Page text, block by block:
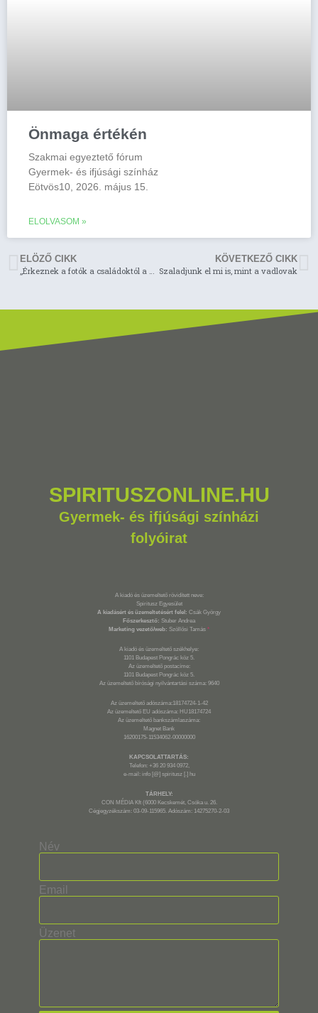
Önmaga értékén
Szakmai egyeztető fórum
Gyermek- és ifjúsági színház
Eötvös10, 2026. május 15.
ELOLVASOM »
ELÖZŐ CIKK
KÖVETKEZŐ CIKK
Szaladjunk el mi is, mint a vadlovak
SPIRITUSZONLINE.HU
Gyermek- és ifjúsági színházi
folyóirat
A kiadó és üzemeltető rövidített neve:
Spiritusz Egyesület
A kiadásért és üzemeltetésért felel: Csák György
Főszerkesztő: Stuber Andrea
Marketing vezető/web: Szöllősi Tamás *
A kiadó és üzemeltető székhelye:
1101 Budapest Pongrác köz 5.
Az üzemeltető postacíme:
1101 Budapest Pongrác köz 5.
Az üzemeltető bírósági nyilvántartási száma: 9640
Az üzemeltető adószáma:18174724-1-42
Az üzemeltető EU adószáma: HU18174724
Az üzemeltető bankszámlaszáma:
Magnet Bank
16200175-11534062-00000000
KAPCSOLATTARTÁS:
Telefon: +36 20 934 0972,
e-mail: info [@] spiritusz [.] hu
TÁRHELY:
CON MÉDIA Kft (6000 Kecskemét, Csóka u. 26.
Cégjegyzékszám: 03-09-115965. Adószám: 14275270-2-03
Név
Email
Üzenet